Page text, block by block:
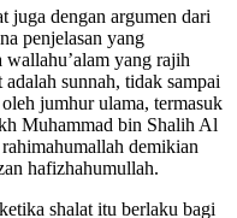
dengan argumen dari
penjelasan yang
yang rajih
sunnah, tidak sampai
jumhur ulama, termasuk
Muhammad bin Shalih Al
demikian